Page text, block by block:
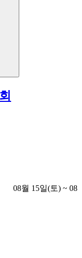
08월 15일(토) ~ 08